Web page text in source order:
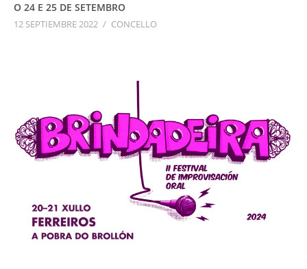
O 24 E 25 DE SETEMBRO
12 SEPTIEMBRE 2022 / CONCELLO